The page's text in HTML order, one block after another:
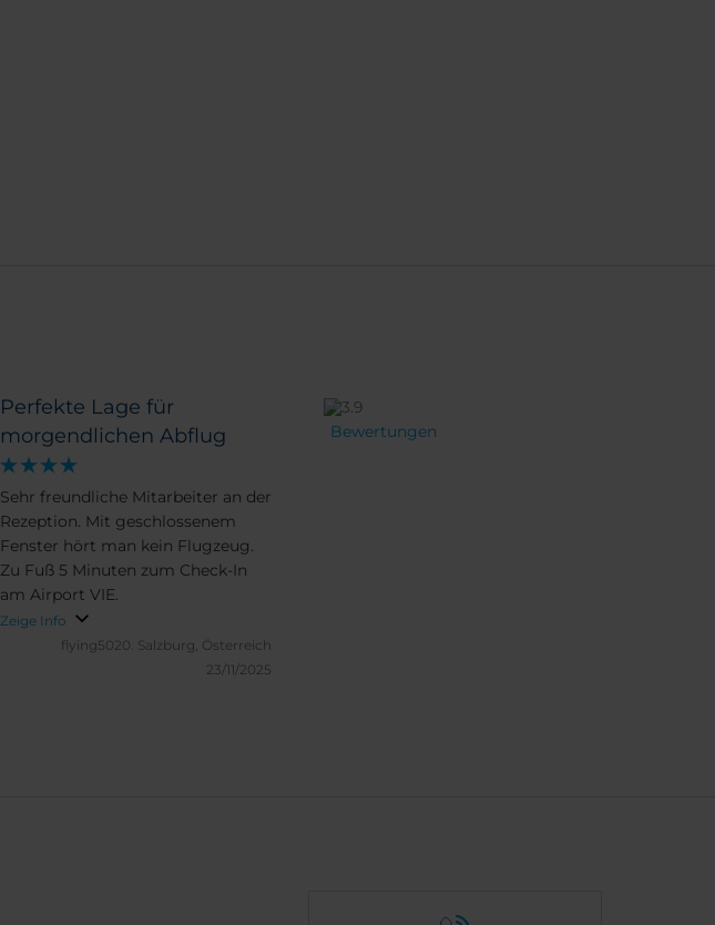
Perfekte Lage für
morgendlichen Abflug
Sehr freundliche Mitarbeiter an der
Rezeption. Mit geschlossenem
Fenster hört man kein Flugzeug.
Zu Fuß 5 Minuten zum Check-In
am Airport VIE.
Zeige Info
flying5020. Salzburg, Österreich
23/11/2025
Bewertungen